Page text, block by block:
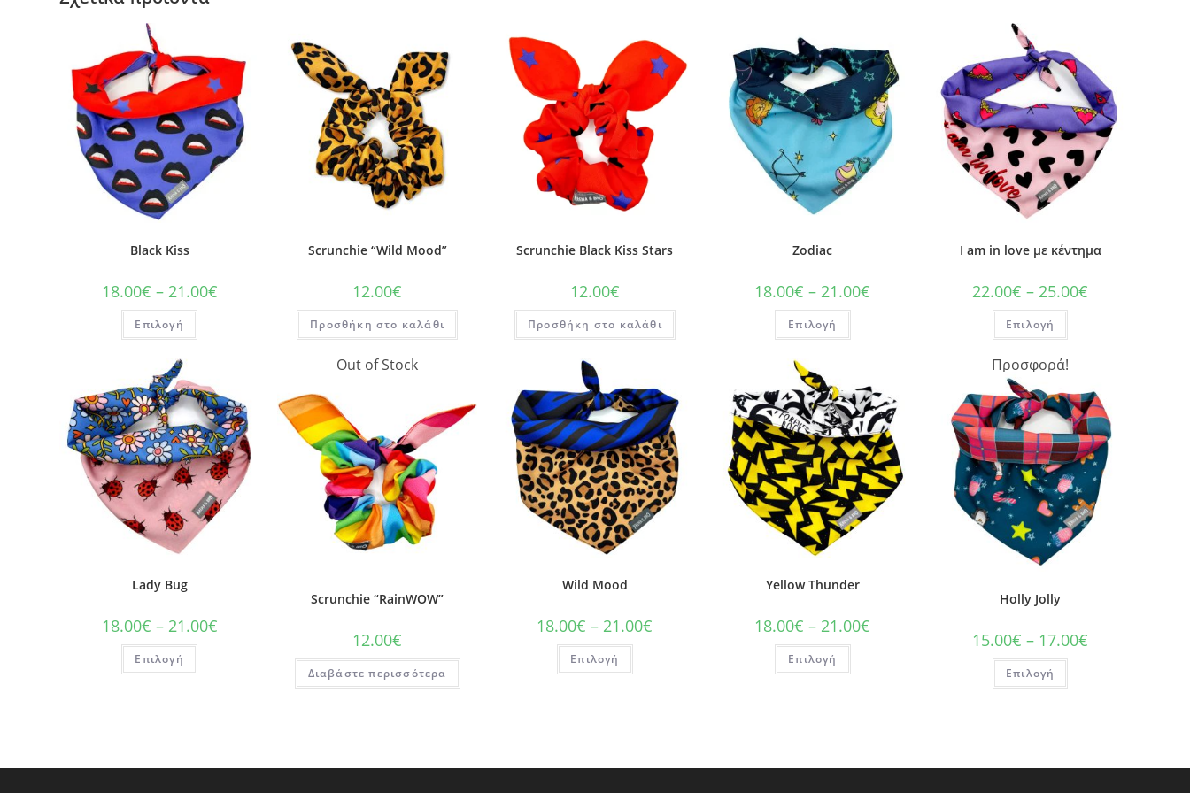
Black Kiss
18.00€ – 21.00€
Επιλογή
Scrunchie “Wild Mood”
12.00€
Προσθήκη στο καλάθι
Scrunchie Black Kiss Stars
12.00€
Προσθήκη στο καλάθι
Zodiac
18.00€ – 21.00€
Επιλογή
I am in love με κέντημα
22.00€ – 25.00€
Επιλογή
Lady Bug
18.00€ – 21.00€
Επιλογή
Out of Stock
Scrunchie “RainWOW”
12.00€
Διαβάστε περισσότερα
Wild Mood
18.00€ – 21.00€
Επιλογή
Yellow Thunder
18.00€ – 21.00€
Επιλογή
Προσφορά!
Holly Jolly
15.00€ – 17.00€
Επιλογή